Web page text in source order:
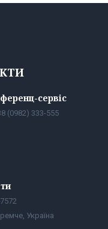
сервіс
(0982) 333-555
Україна